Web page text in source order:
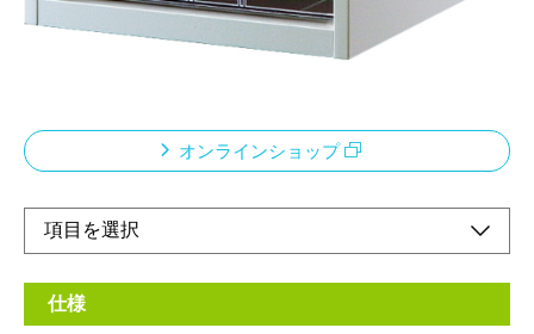
だけます。全アイテム「グリーン購入法」適合。環境に配慮した
設計となっています。ちょっと大きめのB4サイズ。家庭でオフ
オンラインショップ
仕様